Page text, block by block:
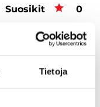
Tietoja
Suosikit 0